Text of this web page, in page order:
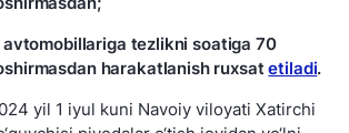
tezlikni soatiga 70
harakatlanish ruxsatetiladi.
yil 1 iyul kuni Navoiy viloyati Xatirchi